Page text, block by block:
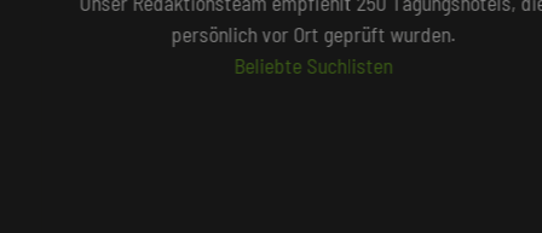
persönlich vor Ort geprüft wurden.
Beliebte Suchlisten